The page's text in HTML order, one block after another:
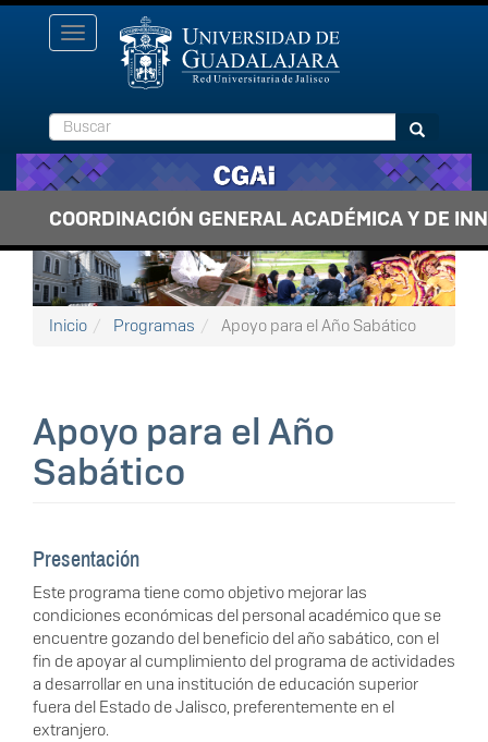
Pasar al contenido principal
Toggle
navigation
Buscar Buscar
COORDINACIÓN GENERAL ACADÉMICA Y DE
Inicio Programas Apoyo para el Año Sabático
Apoyo para el Año
Sabático
Presentación
Este programa tiene como objetivo mejorar las
condiciones económicas del personal académico que se
encuentre gozando del beneficio del año sabático, con el
fin de apoyar al cumplimiento del programa de actividades
a desarrollar en una institución de educación superior
fuera del Estado de Jalisco, preferentemente en el
extranjero.